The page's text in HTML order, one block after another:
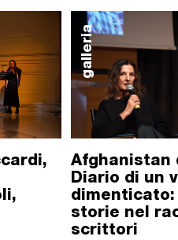
galleria
Afghanistan
Diario di un
storie nel
scrittori